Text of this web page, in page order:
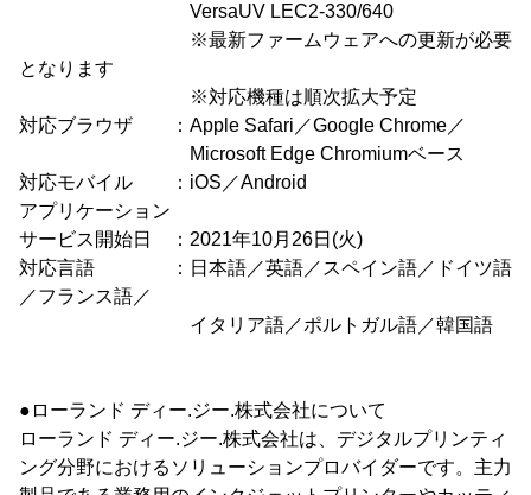
VersaUV LEC2-330/640
※最新ファームウェアへの更新が必要
となります
※対応機種は順次拡大予定
対応ブラウザ ：Apple Safari／Google Chrome／
Microsoft Edge Chromiumベース
対応モバイル ：iOS／Android
アプリケーション
サービス開始日 ：2021年10月26日(火)
対応言語 ：日本語／英語／スペイン語／ドイツ語
／フランス語／
イタリア語／ポルトガル語／韓国語
●ローランド ディー.ジー.株式会社について
ローランド ディー.ジー.株式会社は、デジタルプリンティ
ング分野におけるソリューションプロバイダーです。主力